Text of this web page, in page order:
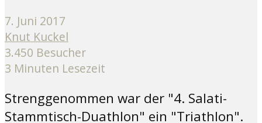
7. Juni 2017
Knut Kuckel
3.450 Besucher
3 Minuten Lesezeit
Strenggenommen war der "4. Salati-
Stammtisch-Duathlon" ein "Triathlon".